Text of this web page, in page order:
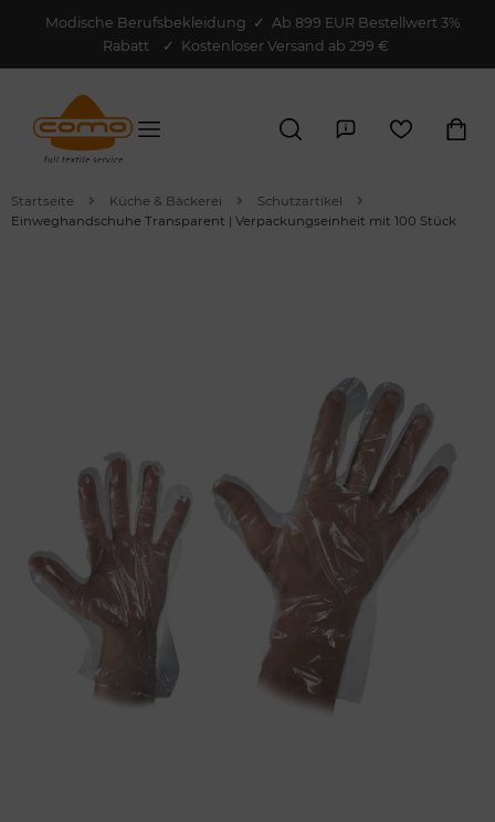
Modische Berufsbekleidung ✓ Ab 899 EUR Bestellwert 3%
Rabatt
✓ Kostenloser Versand ab 299 €
Startseite Küche & Bäckerei
Schutzartikel
Einweghandschuhe Transparent | Verpackungseinheit mit 100 Stück